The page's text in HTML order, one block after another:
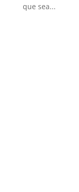
que sea...